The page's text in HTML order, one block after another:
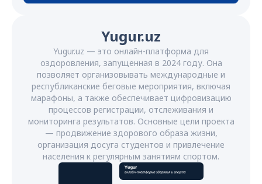
Yugur.uz
Yugur.uz — это онлайн-платформа для
оздоровления, запущенная в 2024 году. Она
позволяет организовывать международные и
республиканские беговые мероприятия, включая
марафоны, а также обеспечивает цифровизацию
процессов регистрации, отслеживания и
мониторинга результатов. Основные цели проекта
— продвижение здорового образа жизни,
организация досуга студентов и привлечение
населения к регулярным занятиям спортом.